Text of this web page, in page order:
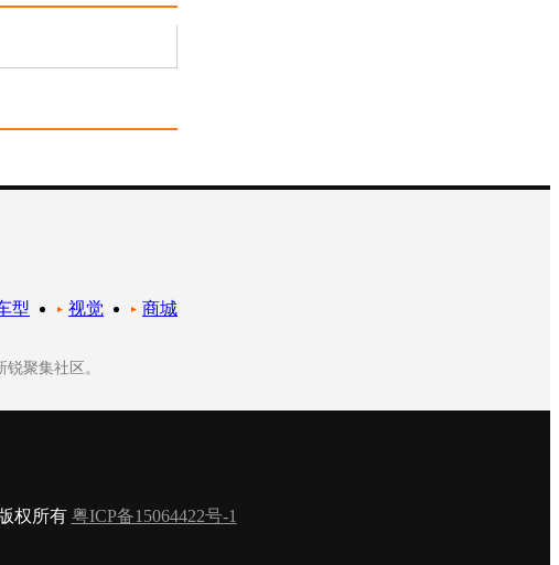
商城
视觉
型
聚集社区。
权所有 粤ICP备15064422号-1